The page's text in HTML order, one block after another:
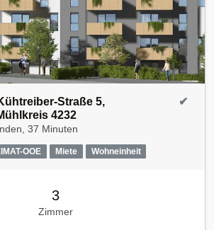
Straße 5,
4232
37 Minuten
OOE Miete Wohneinheit
✔
3
Zimmer